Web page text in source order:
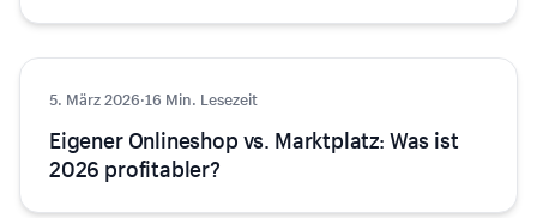
E-Commerce
5. März 2026·16 Min. Lesezeit
Eigener Onlineshop vs. Marktplatz: Was ist
2026 profitabler?